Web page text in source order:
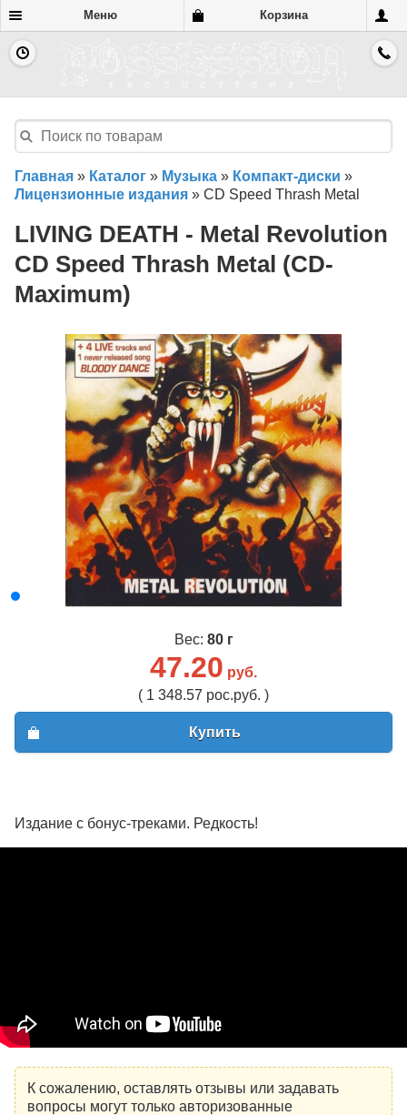
Меню Корзина
Главная » Каталог » Музыка » Компакт-диски »
Лицензионные издания » CD Speed Thrash Metal
LIVING DEATH - Metal Revolution
CD Speed Thrash Metal (CD-
Maximum)
Вес: 80 г
47.20 руб.
( 1 348.57 рос.руб. )
Купить
Издание с бонус-треками. Редкость!
К сожалению, оставлять отзывы или задавать
вопросы могут только авторизованные